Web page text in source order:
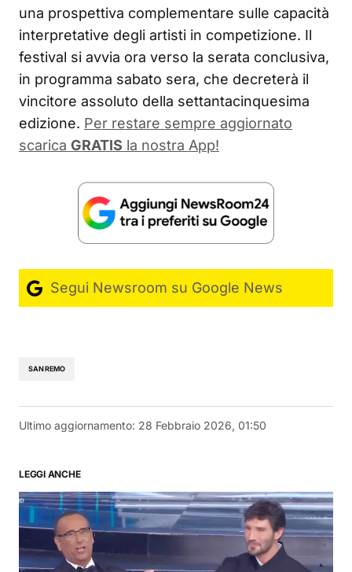
una prospettiva complementare sulle capacità
interpretative degli artisti in competizione. Il
festival si avvia ora verso la serata conclusiva,
in programma sabato sera, che decreterà il
vincitore assoluto della settantacinquesima
edizione. Per restare sempre aggiornato
scarica GRATIS la nostra App!
Segui Newsroom su Google News
SANREMO
Ultimo aggiornamento: 28 Febbraio 2026, 01:50
LEGGI ANCHE